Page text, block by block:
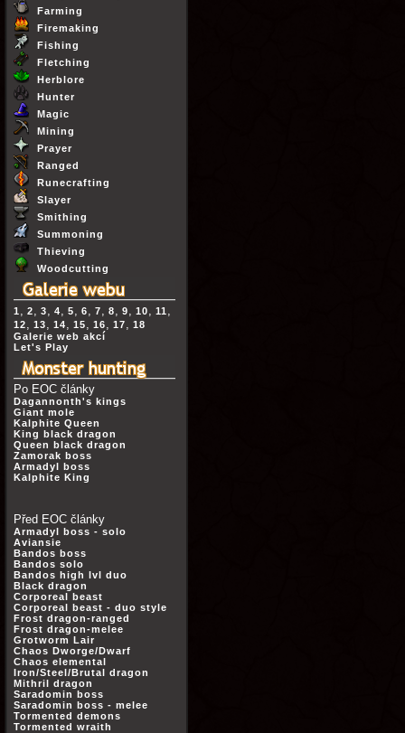
Farming
Firemaking
Fishing
Fletching
Herblore
Hunter
Magic
Mining
Prayer
Ranged
Runecrafting
Slayer
Smithing
Summoning
Thieving
Woodcutting
1 , 2, 3, 4, 5, 6, 7, 8, 9, 10, 11 ,
12, 13, 14, 15, 16, 17, 18
Galerie web akcí
Let's Play
Po EOC články
Dagannonth's kings
Giant mole
Kalphite Queen
King black dragon
Queen black dragon
Zamorak boss
Armadyl boss
Kalphite King
Před EOC články
Armadyl boss - solo
Aviansie
Bandos boss
Bandos solo
Bandos high lvl duo
Black dragon
Corporeal beast
Corporeal beast - duo style
Frost dragon-ranged
Frost dragon-melee
Grotworm Lair
Chaos Dworge/Dwarf
Chaos elemental
Iron/Steel/Brutal dragon
Mithril dragon
Saradomin boss
Saradomin boss - melee
Tormented demons
Tormented wraith